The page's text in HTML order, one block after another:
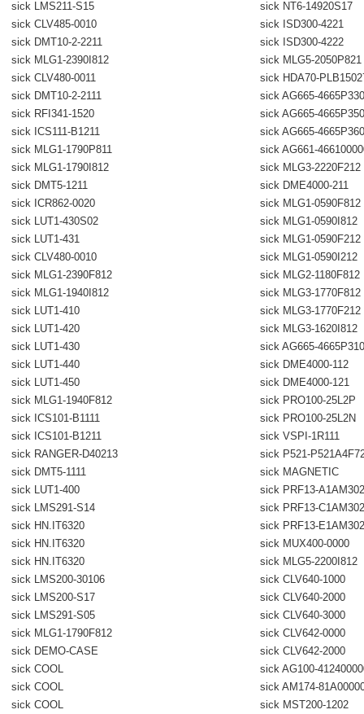
sick LMS211-S15
sick NT6-14920S17
sick CLV485-0010
sick ISD300-4221
sick DMT10-2-2211
sick ISD300-4222
sick MLG1-2390I812
sick MLG5-2050P821
sick CLV480-0011
sick HDA70-
sick DMT10-2-2111
sick AG665-
sick RFI341-1520
sick AG665-
sick ICS111-B1211
sick AG665-
sick MLG1-1790P811
sick AG661-
sick MLG1-1790I812
sick MLG3-2220F212
sick DMT5-1211
sick DME4000-211
sick ICR862-0020
sick MLG1-0590F812
sick LUT1-430S02
sick MLG1-0590I812
sick LUT1-431
sick MLG1-0590F212
sick CLV480-0010
sick MLG1-0590I212
sick MLG1-2390F812
sick MLG2-1180F812
sick MLG1-1940I812
sick MLG3-1770F812
sick LUT1-410
sick MLG3-1770F212
sick LUT1-420
sick MLG3-1620I812
sick LUT1-430
sick AG665-
sick LUT1-440
sick DME4000-112
sick LUT1-450
sick DME4000-121
sick MLG1-1940F812
sick PRO100-25L2P
sick ICS101-B1111
sick PRO100-25L2N
sick ICS101-B1211
sick VSPI-1R111
sick RANGER-D40213
sick P521-
sick DMT5-1111
sick MAGNETIC
sick LUT1-400
sick PRF13-
sick LMS291-S14
sick PRF13-
sick HN.IT6320
sick PRF13-
sick HN.IT6320
sick MUX400-0000
sick HN.IT6320
sick MLG5-2200I812
sick LMS200-30106
sick CLV640-1000
sick LMS200-S17
sick CLV640-2000
sick LMS291-S05
sick CLV640-3000
sick MLG1-1790F812
sick CLV642-0000
sick DEMO-CASE
sick CLV642-2000
sick COOL
sick AG100-
sick COOL
sick AM174-
sick COOL
sick MST200-1202